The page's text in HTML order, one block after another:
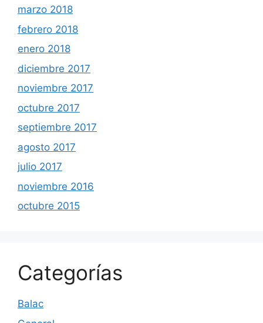
marzo 2018
febrero 2018
enero 2018
diciembre 2017
noviembre 2017
octubre 2017
septiembre 2017
agosto 2017
julio 2017
noviembre 2016
octubre 2015
Categorías
Balac